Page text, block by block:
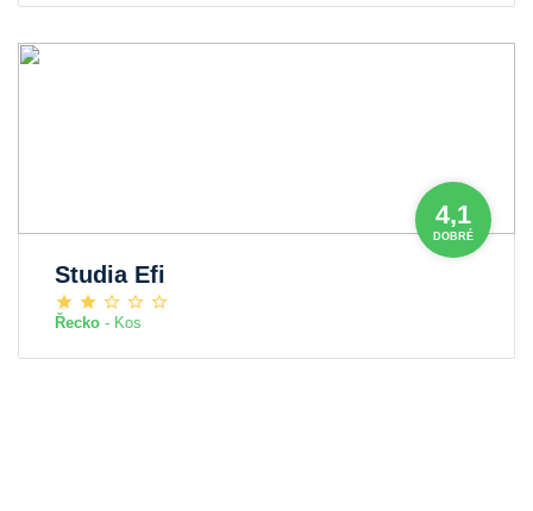
4,1
DOBRÉ
Studia Efi
Řecko - Kos